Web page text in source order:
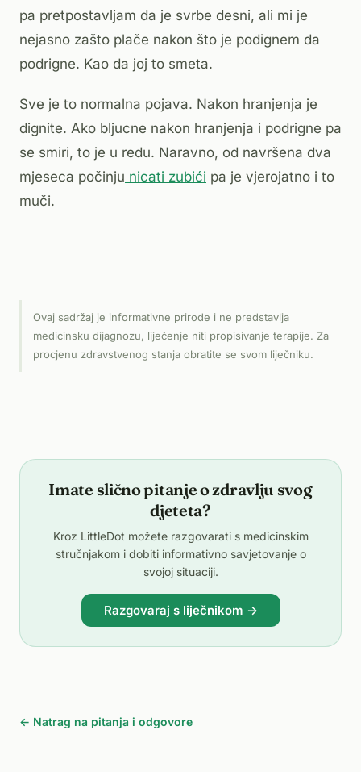
pa pretpostavljam da je svrbe desni, ali mi je
nejasno zašto plače nakon što je podignem da
podrigne. Kao da joj to smeta.
Sve je to normalna pojava. Nakon hranjenja je
dignite. Ako bljucne nakon hranjenja i podrigne pa
se smiri, to je u redu. Naravno, od navršena dva
mjeseca počinju nicati zubići pa je vjerojatno i to
muči.
Ovaj sadržaj je informativne prirode i ne predstavlja
medicinsku dijagnozu, liječenje niti propisivanje terapije. Za
procjenu zdravstvenog stanja obratite se svom liječniku.
Imate slično pitanje o zdravlju svog
djeteta?
Kroz LittleDot možete razgovarati s medicinskim
stručnjakom i dobiti informativno savjetovanje o
svojoj situaciji.
Razgovaraj s liječnikom →
← Natrag na pitanja i odgovore